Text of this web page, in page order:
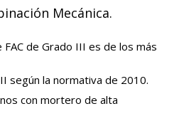
Mecánica.
FAC de Grado III es de los más
según la normativa de 2010.
con mortero de alta